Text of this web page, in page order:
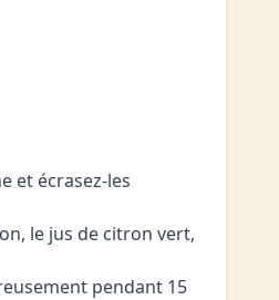
et écrasez-les
le jus de citron vert,
pendant 15